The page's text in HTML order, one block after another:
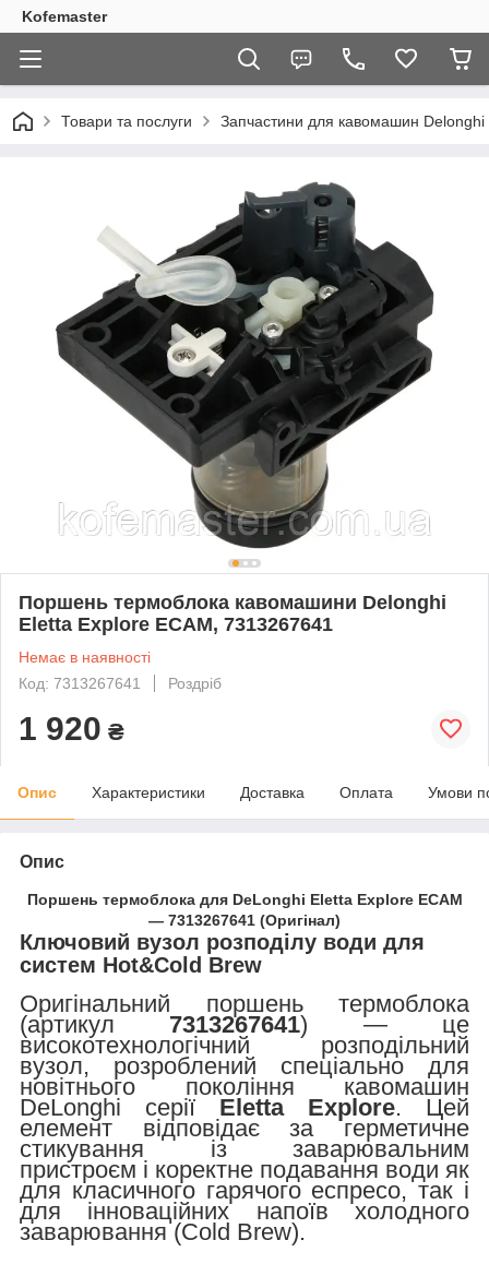
Kofemaster
Товари та послуги Запчастини для кавомашин Delonghi
Поршень термоблока кавомашини Delonghi
Eletta Explore ECAM, 7313267641
Немає в наявності
Код: 7313267641
Роздріб
1 920 ₴
Опис Характеристики Доставка Оплата Умови
Опис
Поршень термоблока для DeLonghi Eletta Explore ECAM
— 7313267641 (Оригінал)
Ключовий вузол розподілу води для
систем Hot&Cold Brew
Оригінальний поршень термоблока
(артикул 7313267641) — це
високотехнологічний розподільний
вузол, розроблений спеціально для
новітнього покоління кавомашин
DeLonghi серії Eletta Explore. Цей
елемент відповідає за герметичне
стикування із заварювальним
пристроєм і коректне подавання води як
для класичного гарячого еспресо, так і
для інноваційних напоїв холодного
заварювання (Cold Brew).